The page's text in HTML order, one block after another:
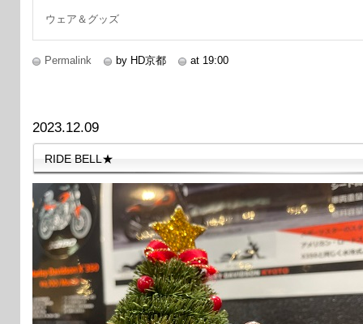
ウェア＆グッズ
Permalink by HD京都 at 19:00
2023.12.09
RIDE BELL★